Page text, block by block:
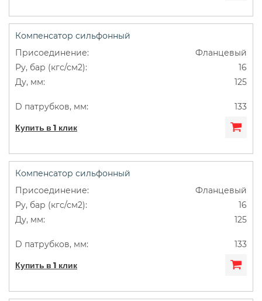
Компенсатор сильфонный
Фланцевый
16
125
133
Купить в 1 клик
Компенсатор сильфонный
Фланцевый
16
125
133
Купить в 1 клик